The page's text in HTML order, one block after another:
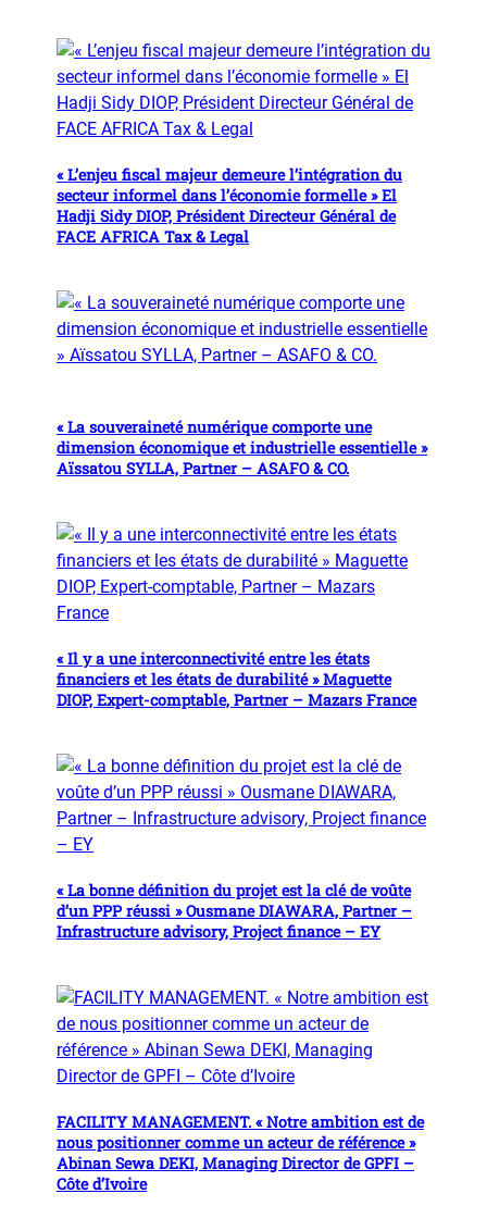
« L’enjeu fiscal majeur demeure l’intégration du
secteur informel dans l’économie formelle » El
Hadji Sidy DIOP, Président Directeur Général de
FACE AFRICA Tax & Legal
« La souveraineté numérique comporte une
dimension économique et industrielle essentielle »
Aïssatou SYLLA, Partner – ASAFO & CO.
« Il y a une interconnectivité entre les états
financiers et les états de durabilité » Maguette
DIOP, Expert-comptable, Partner – Mazars France
« La bonne définition du projet est la clé de voûte
d’un PPP réussi » Ousmane DIAWARA, Partner –
Infrastructure advisory, Project finance – EY
FACILITY MANAGEMENT. « Notre ambition est de
nous positionner comme un acteur de référence »
Abinan Sewa DEKI, Managing Director de GPFI –
Côte d’Ivoire